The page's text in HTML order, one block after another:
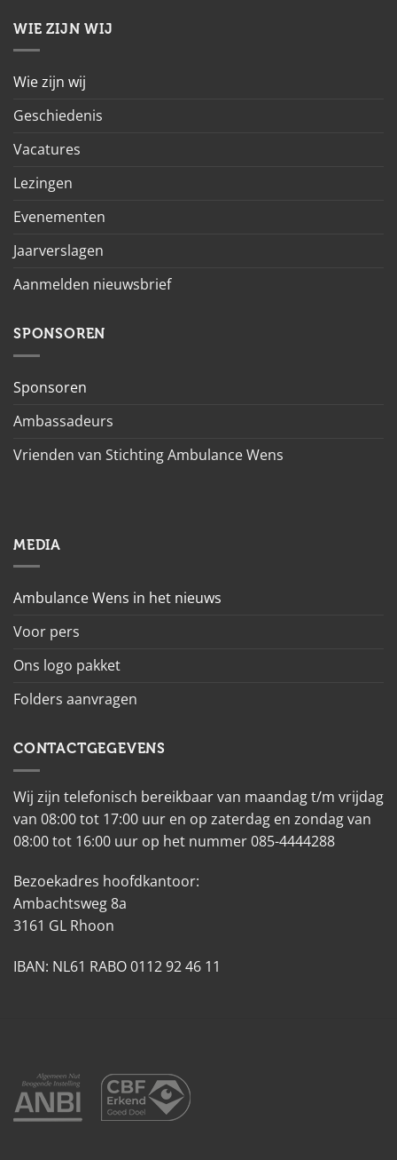
WIE ZIJN WIJ
Wie zijn wij
Geschiedenis
Vacatures
Lezingen
Evenementen
Jaarverslagen
Aanmelden nieuwsbrief
SPONSOREN
Sponsoren
Ambassadeurs
Vrienden van Stichting Ambulance Wens
MEDIA
Ambulance Wens in het nieuws
Voor pers
Ons logo pakket
Folders aanvragen
CONTACTGEGEVENS
Wij zijn telefonisch bereikbaar van maandag t/m vrijdag
van 08:00 tot 17:00 uur en op zaterdag en zondag van
08:00 tot 16:00 uur op het nummer 085-4444288
Bezoekadres hoofdkantoor:
Ambachtsweg 8a
3161 GL Rhoon
IBAN: NL61 RABO 0112 92 46 11